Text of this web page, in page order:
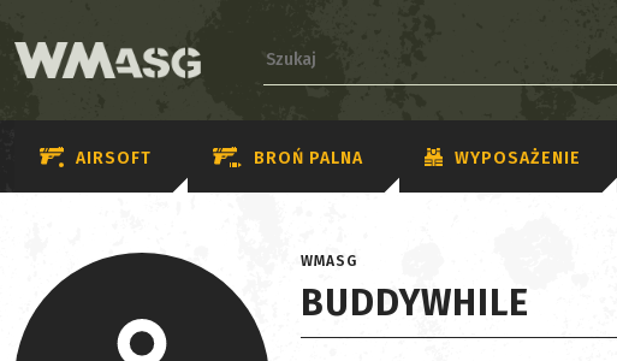
AIRSOFT BROŃ PALNA WYPOSAŻENIE
WMASG
BUDDYWHILE